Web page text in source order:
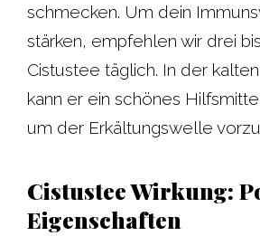
schmecken. Um dein
stärken, empfehlen wir drei
Cistustee täglich. In der
kann er ein schönes
um der Erkältungswelle
Cistustee Wirkung:
Eigenschaften